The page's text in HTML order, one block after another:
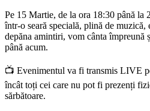
Pe 15 Martie, de la ora 18:30 până la
într-o seară specială, plină de
depăna amintiri, vom cânta împreună
până acum.
📺 Evenimentul va fi transmis LIVE
încât toți cei care nu pot fi prezenți
sărbătoare.